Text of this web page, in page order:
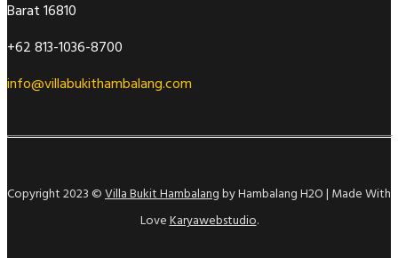
Barat 16810
+62 813-1036-8700
info@villabukithambalang.com
Copyright 2023 ©Villa Bukit Hambalangby Hambalang H2O | Made With
LoveKaryawebstudio.